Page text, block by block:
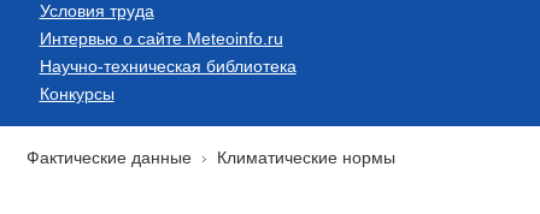
Условия труда
Интервью о сайте Meteoinfo.ru
Научно-техническая библиотека
Конкурсы
Фактические данные Климатические нормы